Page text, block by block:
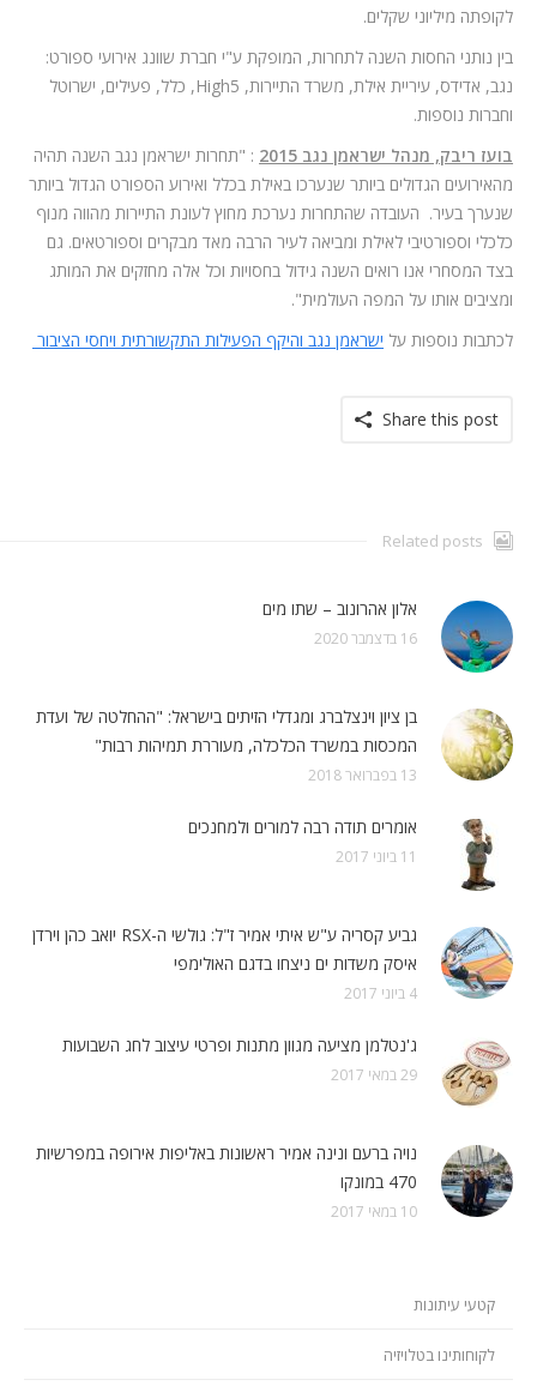
לקופתה מיליוני שקלים.
בין נותני החסות השנה לתחרות, המופקת ע"י חברת שוונג אירועי ספורט:
נגב, אדידס, עיריית אילת, משרד התיירות, High5, כלל, פעילים, ישרוטל
וחברות נוספות.
בועז ריבק, מנהל ישראמן נגב 2015
: "תחרות ישראמן נגב השנה תהיה
מהאירועים הגדולים ביותר שנערכו באילת בכלל ואירוע הספורט הגדול ביותר
שנערך בעיר. העובדה שהתחרות נערכת מחוץ לעונת התיירות מהווה מנוף
כלכלי וספורטיבי לאילת ומביאה לעיר הרבה מאד מבקרים וספורטאים. גם
בצד המסחרי אנו רואים השנה גידול בחסויות וכל אלה מחזקים את המותג
ומציבים אותו על המפה העולמית".
לכתבות נוספות על ישראמן נגב והיקף הפעילות התקשורתית ויחסי הציבור
Share this post
Related posts
אלון אהרונוב – שתו מים
16 בדצמבר 2020
בן ציון וינצלברג ומגדלי הזיתים בישראל: "ההחלטה של ועדת
המכסות במשרד הכלכלה, מעוררת תמיהות רבות"
13 בפברואר 2018
אומרים תודה רבה למורים ולמחנכים
11 ביוני 2017
גביע קסריה ע"ש איתי אמיר ז"ל: גולשי ה-RSX יואב כהן וירדן
איסק משדות ים ניצחו בדגם האולימפי
4 ביוני 2017
ג'נטלמן מציעה מגוון מתנות ופרטי עיצוב לחג השבועות
29 במאי 2017
נויה ברעם ונינה אמיר ראשונות באליפות אירופה במפרשיות
470 במונקו
10 במאי 2017
קטעי עיתונות
לקוחותינו בטלויזיה